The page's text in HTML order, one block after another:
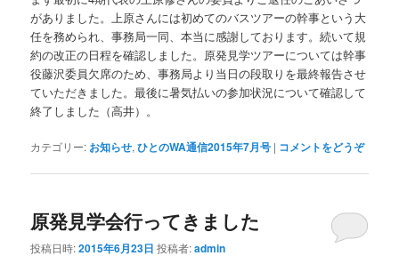
がありました。上原さんには初めてのバスツアーの幹事という大
任を務められ、事務局一同、本当に感謝しております。続いて規
約の改正の日程を確認しました。原発見学ツアーについては幹事
役藤沢委員欠席のため、事務局より当日の段取りを最終報告させ
ていただきました。最後に暑気払いの参加状況について確認して
終了しました（高井）。
カテゴリー: お知らせ,ひとのWA通信2015年7月号 | コメントをどうぞ
原発見学会行ってきました
投稿日時:2015年6月23日 投稿者:admin